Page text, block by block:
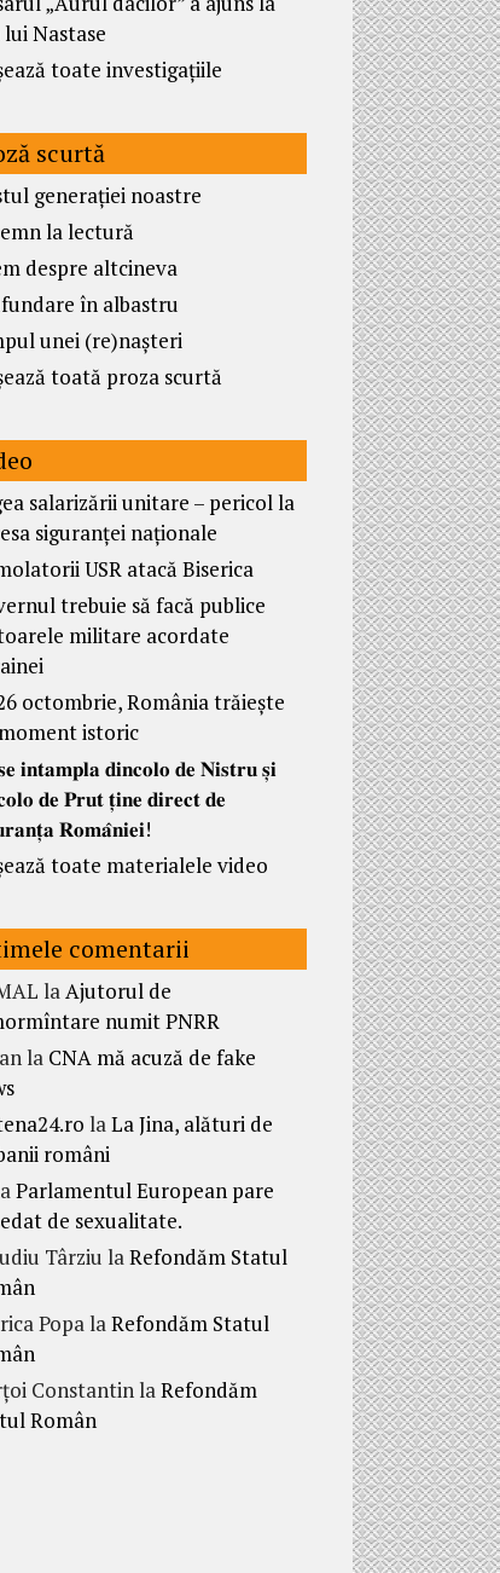
lui Nastase
toate investigațiile
scurtă
generației noastre
la lectură
despre altcineva
în albastru
unei (re)nașteri
toată proza scurtă
salarizării unitare – pericol la
siguranței naționale
USR atacă Biserica
trebuie să facă publice
militare acordate
octombrie, România trăiește
istoric
𝐢𝐧𝐭𝐚𝐦𝐩𝐥𝐚 𝐝𝐢𝐧𝐜𝐨𝐥𝐨 𝐝𝐞 𝐍𝐢𝐬𝐭𝐫𝐮 𝐬̦𝐢
𝐝𝐞 𝐏𝐫𝐮𝐭 𝐭̦𝐢𝐧𝐞 𝐝𝐢𝐫𝐞𝐜𝐭 𝐝𝐞
𝐑𝐨𝐦𝐚̂𝐧𝐢𝐞𝐢!
toate materialele video
comentarii
laAjutorul de
numit PNRR
la CNA mă acuză de fake
laLa Jina, alături de
români
Parlamentul European pare
de sexualitate.
Târziu laRefondăm Statul
PopalaRefondăm Statul
ConstantinlaRefondăm
Român